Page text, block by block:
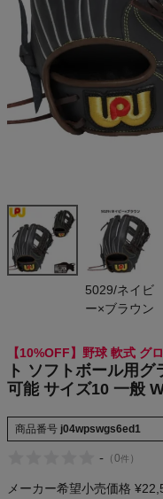
商品が見つからない
最近閲覧した商品
ル用グラブ
オールラウン
ド用 軟式使
用可能 サイ
ズ10 一般 W
(税込)
NIKE
CHUMS
5029/ネイビ
ー×ブラウン
【10%OFF】野球 軟式 グ
ト ソフトボール用
可能 サイズ10 一般
商品番号 j04wpswgs6ed1
- （0件 ）
メーカー希望小売価格 ¥